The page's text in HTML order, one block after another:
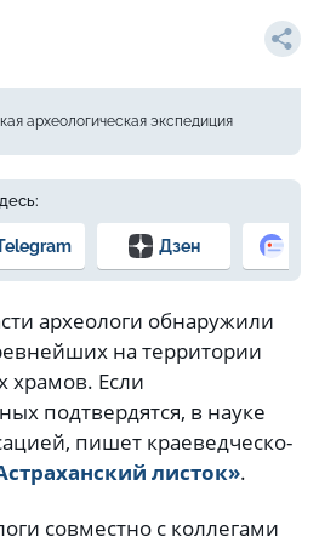
археологическая экспедиция
Дзен
археологи обнаружили
на территории
храмов. Если
подтвердятся, в науке
пишет краеведческо-
листок».
совместно с коллегами